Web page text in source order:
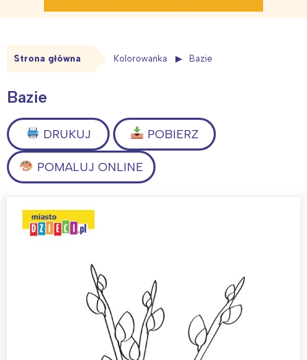
Strona główna Kolorowanka Bazie
Bazie
DRUKUJ POBIERZ
POMALUJ ONLINE